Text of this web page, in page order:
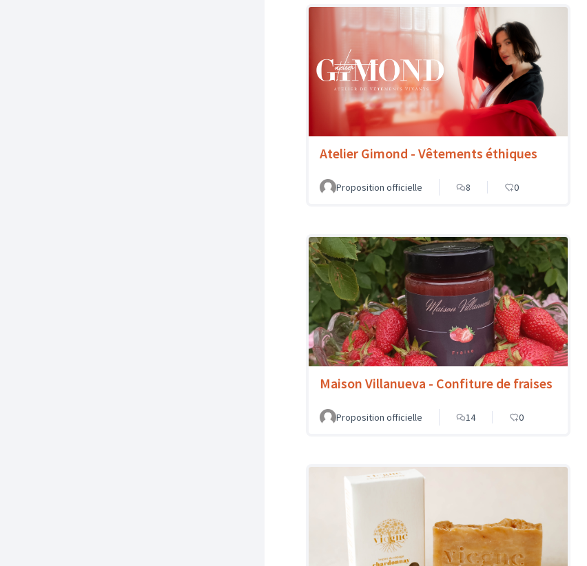
Atelier Gimond - Vêtements éthiques
Proposition officielle 8 0
Maison Villanueva - Confiture de fraises
Proposition officielle 14 0